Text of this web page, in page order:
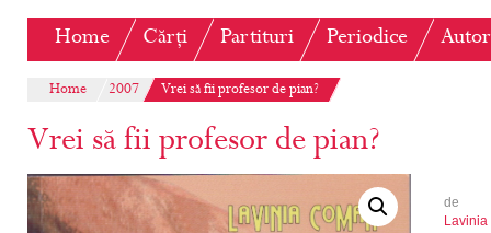
Home Cărți Partituri Periodice
Home 2007 Vrei să fii profesor de pian?
Vrei să fii profesor de pian?
de